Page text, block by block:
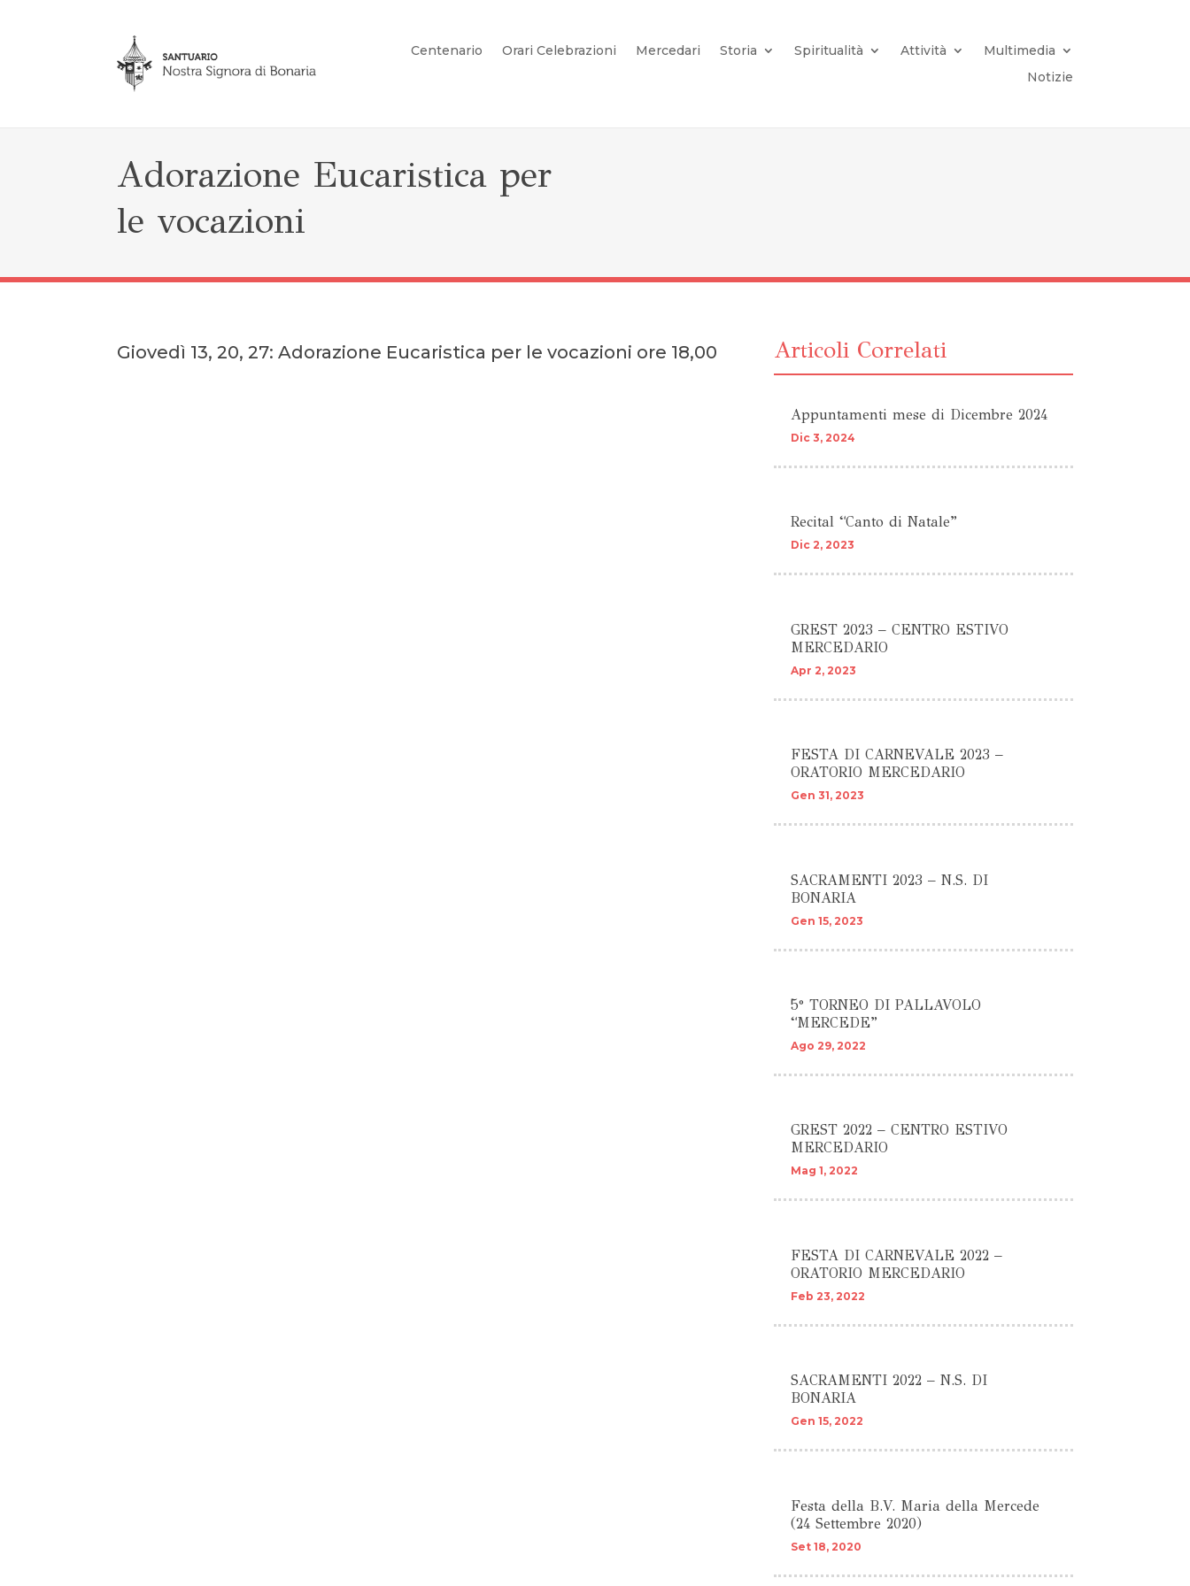
Centenario Orari Celebrazioni Mercedari Storia Spiritualità Attività
Multimedia
Notizie
Adorazione Eucaristica per
le vocazioni
Giovedì 13, 20, 27: Adorazione Eucaristica per le vocazioni ore 18,00 Articoli Correlati
Appuntamenti mese di Dicembre 2024
Dic 3, 2024
Recital “Canto di Natale”
Dic 2, 2023
GREST 2023 – CENTRO ESTIVO
MERCEDARIO
Apr 2, 2023
FESTA DI CARNEVALE 2023 –
ORATORIO MERCEDARIO
Gen 31, 2023
SACRAMENTI 2023 – N.S. DI
BONARIA
Gen 15, 2023
5° TORNEO DI PALLAVOLO
“MERCEDE”
Ago 29, 2022
GREST 2022 – CENTRO ESTIVO
MERCEDARIO
Mag 1, 2022
FESTA DI CARNEVALE 2022 –
ORATORIO MERCEDARIO
Feb 23, 2022
SACRAMENTI 2022 – N.S. DI
BONARIA
Gen 15, 2022
Festa della B.V. Maria della Mercede
(24 Settembre 2020)
Set 18, 2020